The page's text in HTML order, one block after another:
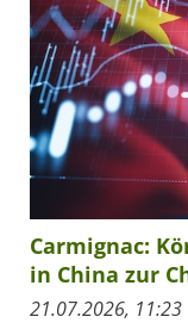
Carmignac:
in China zur
21.07.2026, 11:23